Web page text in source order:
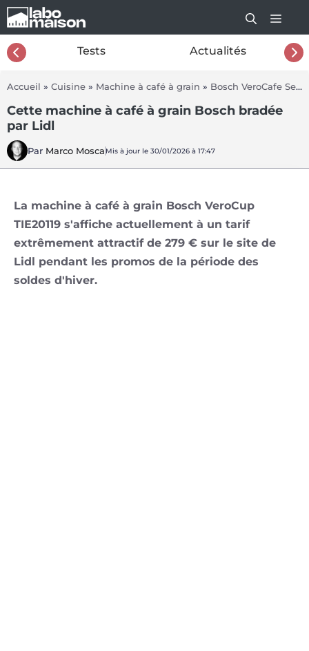
Aller
au
contenu
Tests Actualités
Accueil » Cuisine » Machine à café à grain » Bosch VeroCafe Serie 2 TIE20119
Cette machine à café à grain Bosch bradée
par Lidl
Par Marco Mosca Mis à jour le 30/01/2026 à 17:47
La machine à café à grain Bosch VeroCup
TIE20119 s'affiche actuellement à un tarif
extrêmement attractif de 279 € sur le site de
Lidl pendant les promos de la période des
soldes d'hiver.